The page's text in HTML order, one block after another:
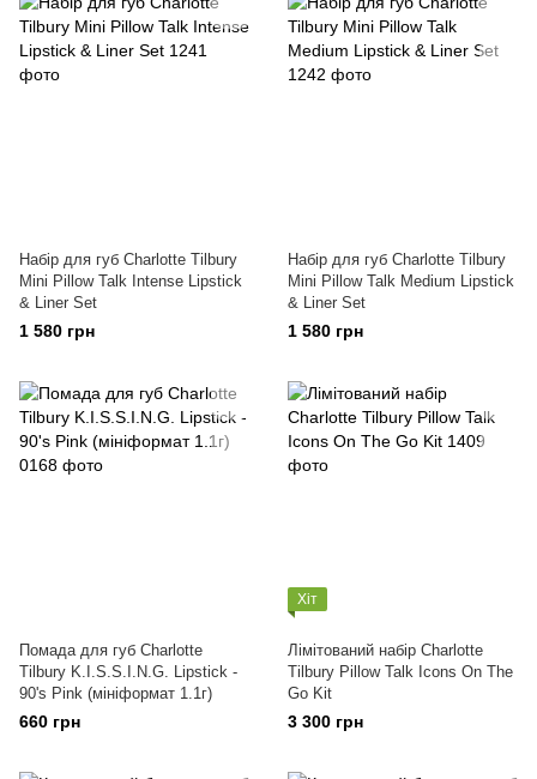
Набір для губ Charlotte Tilbury
Mini Pillow Talk Intense Lipstick
& Liner Set
1 580 грн
Набір для губ Charlotte Tilbury
Mini Pillow Talk Medium Lipstick
& Liner Set
1 580 грн
Помада для губ Charlotte
Tilbury K.I.S.S.I.N.G. Lipstick -
90's Pink (мініформат 1.1г)
660 грн
Хіт
Лімітований набір Charlotte
Tilbury Pillow Talk Icons On The
Go Kit
3 300 грн